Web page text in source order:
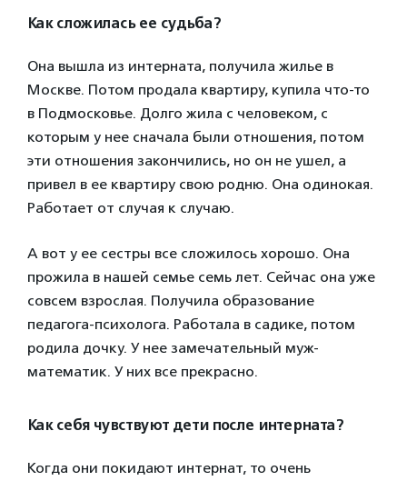
Как сложилась ее судьба?
Она вышла из интерната, получила жилье в
Москве. Потом продала квартиру, купила что-то
в Подмосковье. Долго жила с человеком, с
которым у нее сначала были отношения, потом
эти отношения закончились, но он не ушел, а
привел в ее квартиру свою родню. Она одинокая.
Работает от случая к случаю.
А вот у ее сестры все сложилось хорошо. Она
прожила в нашей семье семь лет. Сейчас она уже
совсем взрослая. Получила образование
педагога-психолога. Работала в садике, потом
родила дочку. У нее замечательный муж-
математик. У них все прекрасно.
Как себя чувствуют дети после интерната?
Когда они покидают интернат, то очень